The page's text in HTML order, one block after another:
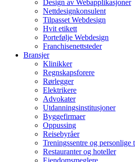
Design av Webapplikasjoner
Nettdesignkonsulent
Tilpasset Webdesign
Hvit etikett
Portefølje Webdesign
Franchisenettsteder
Bransjer
Klinikker
Regnskapsforere
Rørlegger
Elektrikere
Advokater
Utdanningsinstitusjoner
Byggefirmaer
Oppussing
Reisebyråer
Treningssentre og personlige
Restauranter og hoteller
Eiendomsmeglere